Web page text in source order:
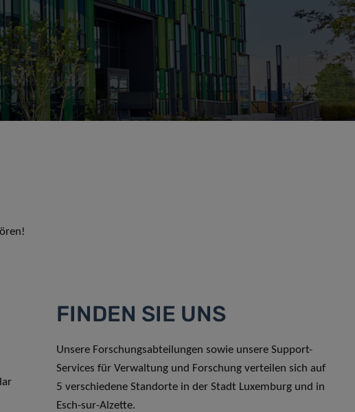
FINDEN SIE UNS
Unsere Forschungsabteilungen sowie unsere Support-
Services für Verwaltung und Forschung verteilen sich auf
5 verschiedene Standorte in der Stadt Luxemburg und in
Esch-sur-Alzette.